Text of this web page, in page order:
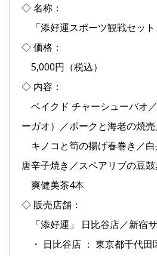
◇ 名称：
「添好運スポーツ観戦セット
◇ 価格：
5,000円（税込）
◇ 内容：
ベイクド チャーシューバオ
ーガオ）／ポークと海老の焼
キノコと筍の揚げ春巻き／
唐辛子焼き／スペアリブの豆
爽健美茶4本
◇ 販売店舗：
「添好運」 日比谷店／新宿
・ 日比谷店 ： 東京都千代田